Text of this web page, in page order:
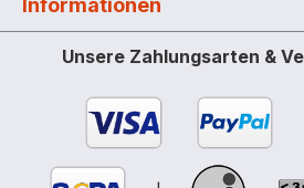
Informationen
Unsere Zahlungsarten &